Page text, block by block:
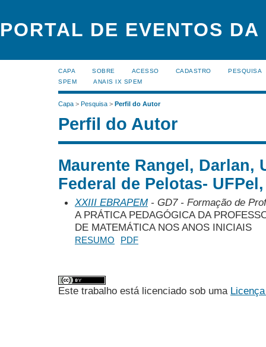
PORTAL DE EVENTOS DA
CAPA SOBRE ACESSO CADASTRO
PESQUISA
SPEM
ANAIS IX SPEM
Capa > Pesquisa > Perfil do Autor
Perfil do Autor
Maurente Rangel, Darlan,
Federal de Pelotas-
XXIII EBRAPEM - GD7 - Formação de
A PRÁTICA PEDAGÓGICA DA
DE MATEMÁTICA NOS ANOS INICIAIS
RESUMO PDF
Este trabalho está licenciado sob uma